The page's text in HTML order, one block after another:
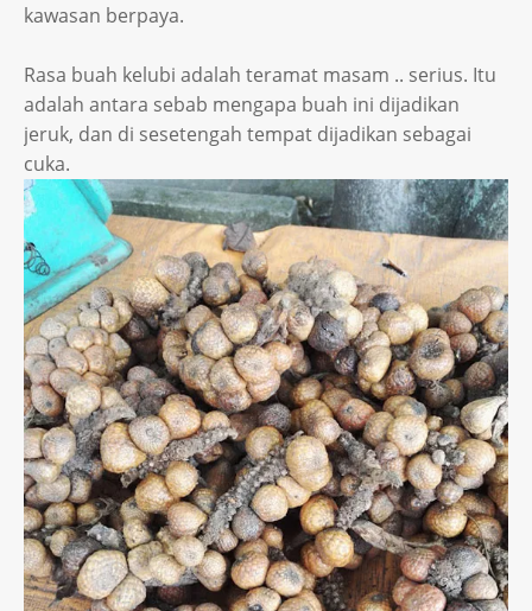
kawasan berpaya.
Rasa buah kelubi adalah teramat masam .. serius. Itu
adalah antara sebab mengapa buah ini dijadikan
jeruk, dan di sesetengah tempat dijadikan sebagai
cuka.